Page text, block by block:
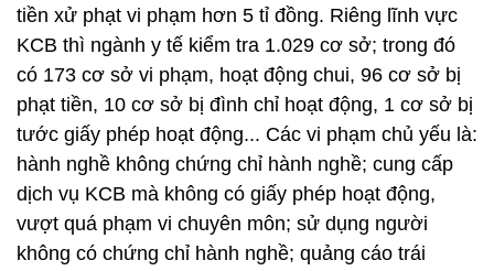
tiền xử phạt vi phạm hơn 5 tỉ đồng. Riêng lĩnh vực
KCB thì ngành y tế kiểm tra 1.029 cơ sở; trong đó
có 173 cơ sở vi phạm, hoạt động chui, 96 cơ sở bị
phạt tiền, 10 cơ sở bị đình chỉ hoạt động, 1 cơ sở bị
tước giấy phép hoạt động... Các vi phạm chủ yếu là:
hành nghề không chứng chỉ hành nghề; cung cấp
dịch vụ KCB mà không có giấy phép hoạt động,
vượt quá phạm vi chuyên môn; sử dụng người
không có chứng chỉ hành nghề; quảng cáo trái